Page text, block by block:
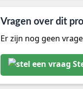
Vragen over dit
Er zijn nog geen